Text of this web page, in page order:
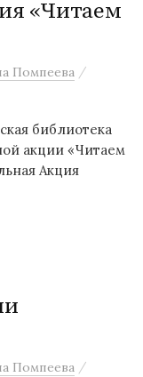
«Читаем
Помпеева /
библиотека
акции «Читаем
Акция
Помпеева /